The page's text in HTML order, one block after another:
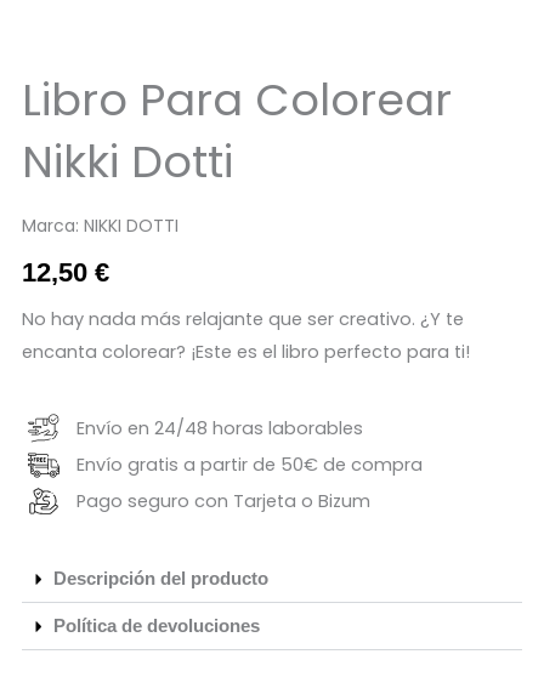
Libro Para Colorear
Nikki Dotti
Marca: NIKKI DOTTI
12,50 €
No hay nada más relajante que ser creativo. ¿Y te
encanta colorear? ¡Este es el libro perfecto para ti!
Envío en 24/48 horas laborables
Envío gratis a partir de 50€ de compra
Pago seguro con Tarjeta o Bizum
Descripción del producto
Política de devoluciones